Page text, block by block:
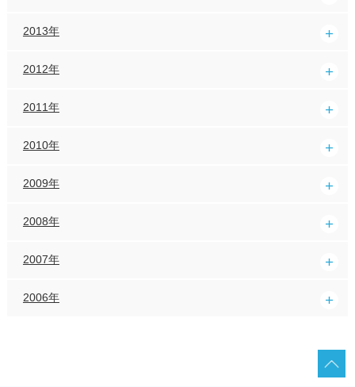
2013年
2012年
2011年
2010年
2009年
2008年
2007年
2006年